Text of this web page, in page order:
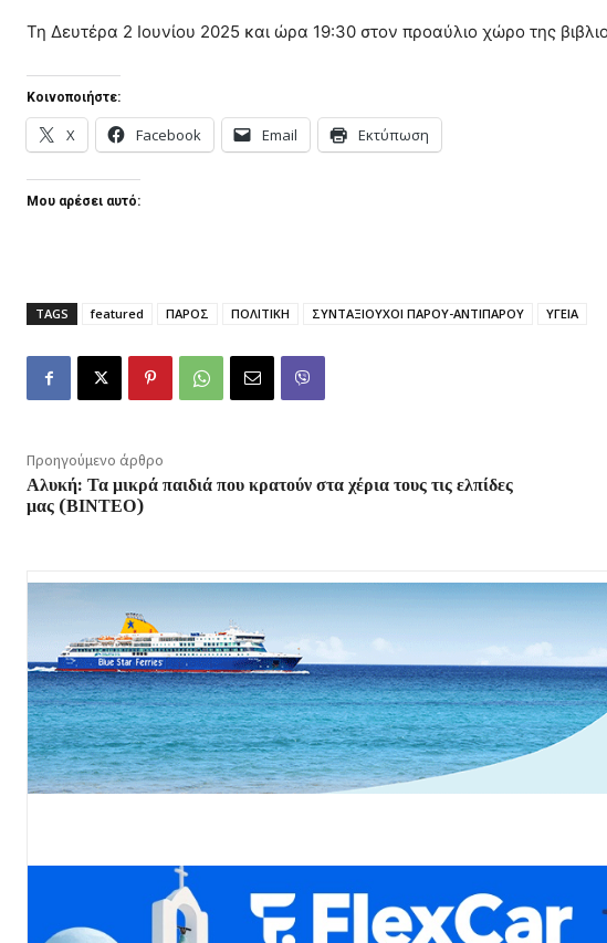
Τη Δευτέρα 2 Ιουνίου 2025 και ώρα 19:30 στον προαύλιο χώρο της
Κοινοποιήστε:
X Facebook Email Εκτύπωση
Μου αρέσει αυτό:
TAGS featured ΠΑΡΟΣ ΠΟΛΙΤΙΚΗ ΣΥΝΤΑΞΙΟΥΧΟΙ ΠΑΡΟΥ-ΑΝΤΙΠΑΡΟΥ ΥΓΕΙΑ
Προηγούμενο άρθρο
Αλυκή: Τα μικρά παιδιά που κρατούν στα χέρια τους τις ελπίδες
μας (ΒΙΝΤΕΟ)